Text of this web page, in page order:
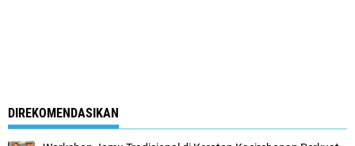
DIREKOMENDASIKAN